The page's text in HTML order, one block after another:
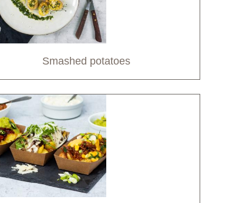
Smashed potatoes